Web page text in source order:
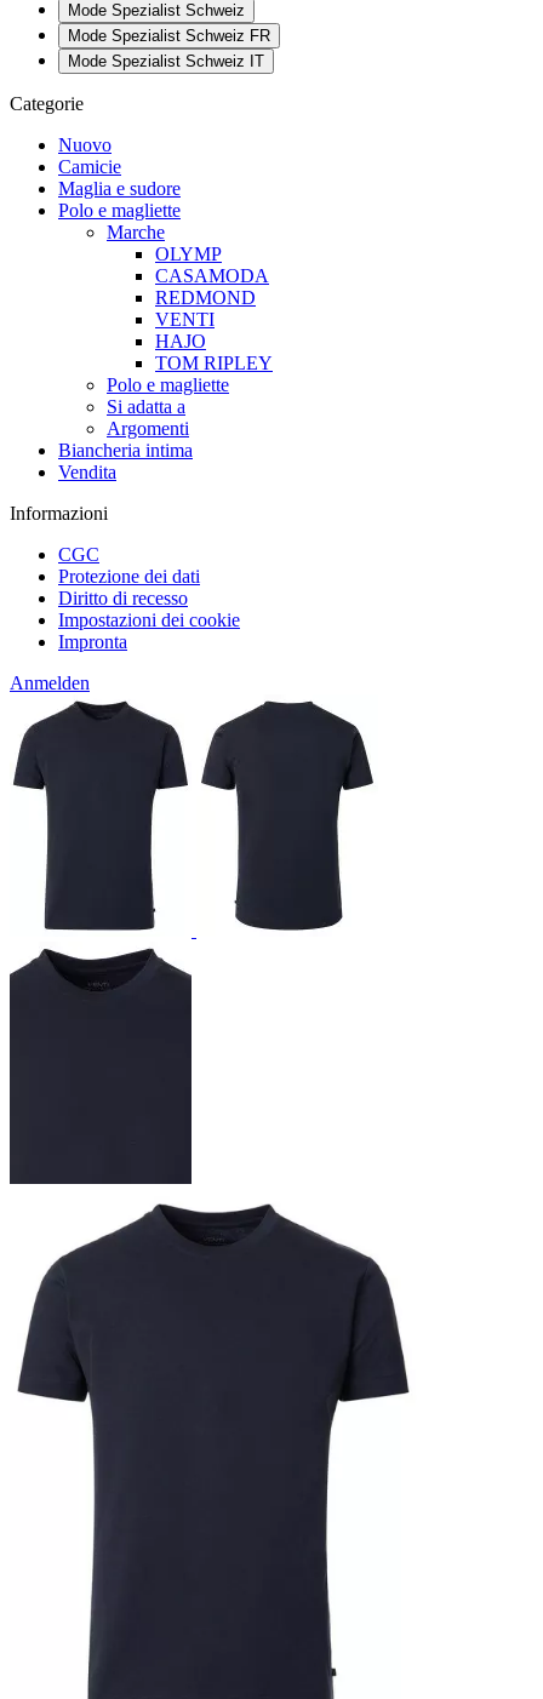
Mode Spezialist Schweiz
Mode Spezialist Schweiz FR
Mode Spezialist Schweiz IT
Categorie
Nuovo
Camicie
Maglia e sudore
Polo e magliette
Marche
OLYMP
CASAMODA
REDMOND
VENTI
HAJO
TOM RIPLEY
Polo e magliette
Si adatta a
Argomenti
Biancheria intima
Vendita
Informazioni
CGC
Protezione dei dati
Diritto di recesso
Impostazioni dei cookie
Impronta
Anmelden